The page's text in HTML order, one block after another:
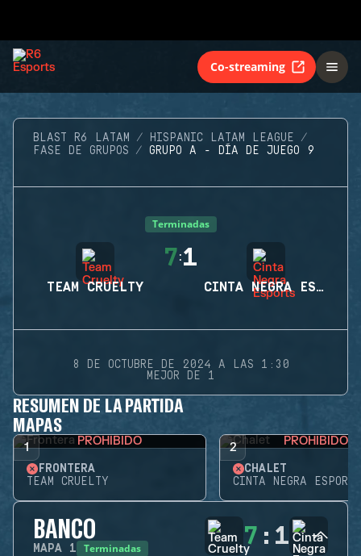
Co-streaming
BLAST R6 LATAM
HISPANIC LATAM LEAGUE
FASE DE GRUPOS
GRUPO A - DÍA DE JUEGO 9
Terminadas
TEAM CRUELTY
7:1
CINTA NEGRA ESPORTS
8 DE OCTUBRE DE 2024 A LAS 1:30
MEJOR DE 1
RESUMEN DE LA PARTIDA
MAPAS
1 PROHIBIDO
FRONTERA
TEAM CRUELTY
2 PROHIBIDO
CHALET
CINTA NEGRA ESPORTS
BANCO
MAPA 1 Terminadas 7 : 1